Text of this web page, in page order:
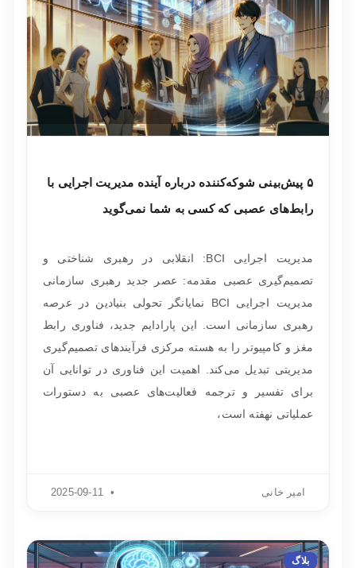
۵ پیش‌بینی شوکه‌کننده درباره آینده مدیریت اجرایی با
رابط‌های عصبی که کسی به شما نمی‌گوید
مدیریت اجرایی BCI: انقلابی در رهبری شناختی و
تصمیم‌گیری عصبی مقدمه: عصر جدید رهبری سازمانی
مدیریت اجرایی BCI نمایانگر تحولی بنیادین در عرصه
رهبری سازمانی است. این پارادایم جدید، فناوری رابط
مغز و کامپیوتر را به هسته مرکزی فرآیندهای تصمیم‌گیری
مدیریتی تبدیل می‌کند. اهمیت این فناوری در توانایی آن
برای تفسیر و ترجمه فعالیت‌های عصبی به دستورات
عملیاتی نهفته است،
امیر خانی
بلاگ